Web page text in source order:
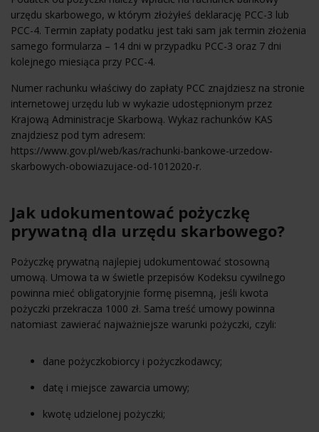
urzędu skarbowego, w którym złożyłeś deklarację PCC-3 lub
PCC-4. Termin zapłaty podatku jest taki sam jak termin złożenia
samego formularza – 14 dni w przypadku PCC-3 oraz 7 dni
kolejnego miesiąca przy PCC-4.
Numer rachunku właściwy do zapłaty PCC znajdziesz na stronie
internetowej urzędu lub w wykazie udostępnionym przez
Krajową Administracje Skarbową. Wykaz rachunków KAS
znajdziesz pod tym adresem:
https://www.gov.pl/web/kas/rachunki-bankowe-urzedow-
skarbowych-obowiazujace-od-1012020-r.
Jak udokumentować pożyczkę
prywatną dla urzędu skarbowego?
Pożyczkę prywatną najlepiej udokumentować stosowną
umową. Umowa ta w świetle przepisów Kodeksu cywilnego
powinna mieć obligatoryjnie formę pisemną, jeśli kwota
pożyczki przekracza 1000 zł. Sama treść umowy powinna
natomiast zawierać najważniejsze warunki pożyczki, czyli:
dane pożyczkobiorcy i pożyczkodawcy;
datę i miejsce zawarcia umowy;
kwotę udzielonej pożyczki;